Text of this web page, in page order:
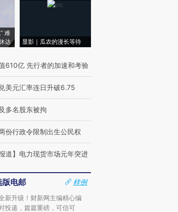
难
达
显影｜瓜农的漫长等待
610亿 先行者的加速和考验
美元汇率连日升破6.75
多名股东被拘
份行政令限制出生公民权
报道】电力现货市场元年突进
版电邮
样例
新升级！财新网主编精心编
投递，篇篇重磅，可信可